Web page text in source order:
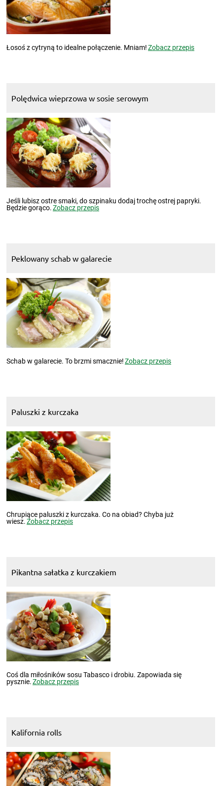
Łosoś z cytryną to idealne połączenie. Mniam!Zobacz przepis
Polędwica wieprzowa w sosie serowym
Jeśli lubisz ostre smaki, do szpinaku dodaj trochę ostrej papryki.
Będzie gorąco.Zobacz przepis
Peklowany schab w galarecie
Schab w galarecie. To brzmi smacznie!Zobacz przepis
Paluszki z kurczaka
Chrupiące paluszki z kurczaka. Co na obiad? Chyba już
wiesz.Zobacz przepis
Pikantna sałatka z kurczakiem
Coś dla miłośników sosu Tabasco i drobiu. Zapowiada się
pysznie.Zobacz przepis
Kalifornia rolls